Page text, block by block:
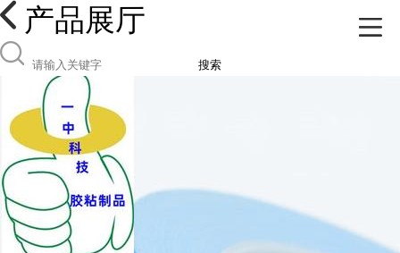
产品展厅
搜索